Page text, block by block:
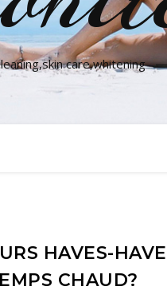
care,whitening
HAVES-
CHAUD?